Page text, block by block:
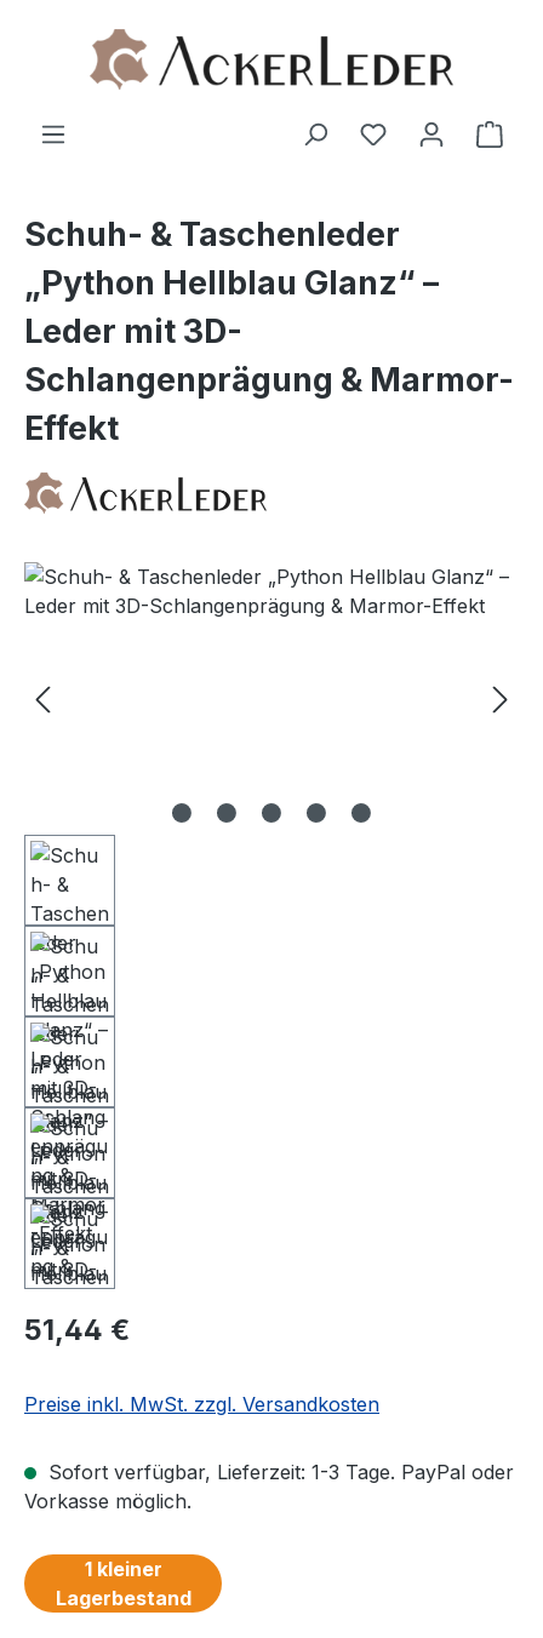
Zum Hauptinhalt springen
Schuh- & Taschenleder
„Python Hellblau Glanz“ –
Leder mit 3D-
Schlangenprägung & Marmor-
Effekt
Bildergalerie überspringen
Regulärer Preis:
51,44 €
Preise inkl. MwSt. zzgl. Versandkosten
Sofort verfügbar, Lieferzeit: 1-3 Tage. PayPal oder
Vorkasse möglich.
1 kleiner
Lagerbestand